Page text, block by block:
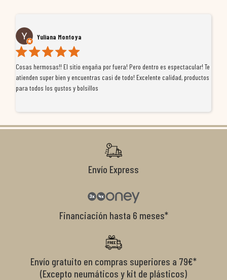
Yuliana Montoya
Cosas hermosas!! El sitio engaña por fuera! Pero dentro es espectacular! Te
atienden super bien y encuentras casi de todo! Excelente calidad, productos
para todos los gustos y bolsillos
Envío Express
Financiación hasta 6 meses*
Envío gratuito en compras superiores a 79€*
(Excepto neumáticos y kit de plásticos)